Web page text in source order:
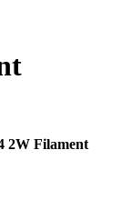
2W Filament